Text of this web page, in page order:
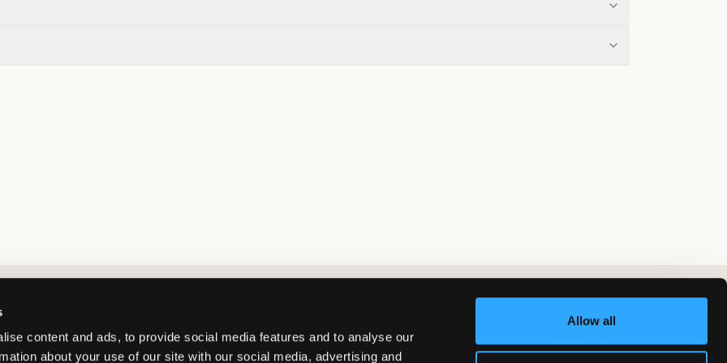
content and ads, to provide social media features and to analyse our
about your use of our site with our social media, advertising and
Allow all